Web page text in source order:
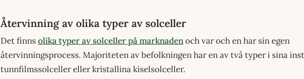
Återvinning av olika typer av solceller
Det finnsolika typer av solceller på marknadenoch var och en har sin egen
återvinningsprocess. Majoriteten av befolkningen har en av två typer i sina
tunnfilmssolceller eller kristallina kiselsolceller.